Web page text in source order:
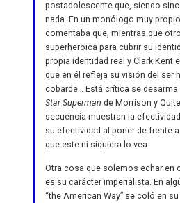
postadolescente que, siendo
nada. En un monólogo muy
comentaba que, mientras que
superheroica para cubrir su
propia identidad real y Clark Kent
que en él refleja su visión del ser
cobarde… Está crítica se
Star Superman de Morrison y
secuencia muestran la
su efectividad al poner de frente
que este ni siquiera lo vea.
Otra cosa que solemos echar en
es su carácter imperialista. En
“the American Way” se coló en